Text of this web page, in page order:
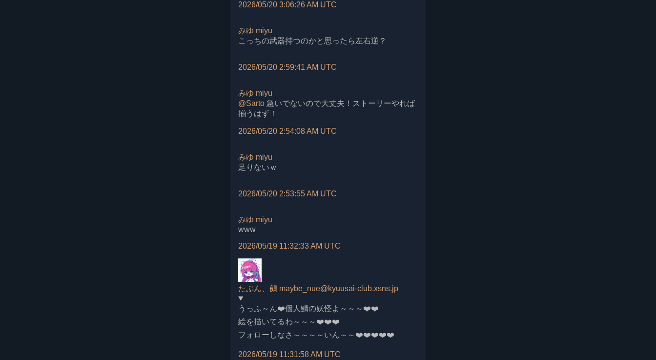
2026/05/20 3:06:26 AM UTC
みゆ miyu
こっちの武器持つのかと思ったら左右逆？
2026/05/20 2:59:41 AM UTC
みゆ miyu
@Sarto 急いでないので大丈夫！ストーリーやれば
揃うはず！
2026/05/20 2:54:08 AM UTC
みゆ miyu
足りないｗ
2026/05/20 2:53:55 AM UTC
みゆ miyu
www
2026/05/19 11:32:33 AM UTC
たぶん、鵺 maybe_nue@kyuusai-club.xsns.jp
うっふ～ん❤️個人鯖の妖怪よ～～～❤️❤️
絵を描いてるわ～～～❤️❤️❤️
フォローしなさ～～～～いん～～❤️❤️❤️❤️❤️
2026/05/19 11:31:58 AM UTC